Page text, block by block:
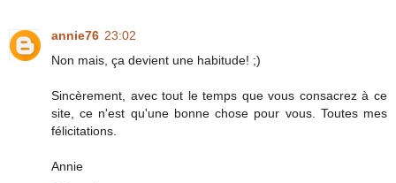
annie76 23:02
Non mais, ça devient une habitude! ;)
Sincèrement, avec tout le temps que vous consacrez à ce
site, ce n'est qu'une bonne chose pour vous. Toutes mes
félicitations.
Annie